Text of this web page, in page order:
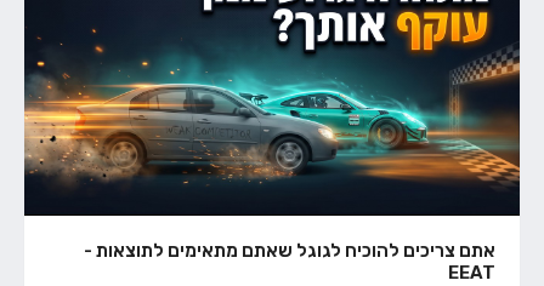
אתם צריכים להוכיח לגוגל שאתם מתאימים לתוצאות -
EEAT